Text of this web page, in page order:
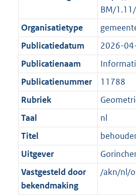
m
a
a
t
r
m
a
a
t
n
d
t
e
:
1
K
b
BM/
Organisatietype
Publicatiedatum
2026-
Publicatienaam
Publicatienummer
11788
Rubriek
Taal
nl
Titel
Uitgever
Vastgesteld door
bekendmaking
/akn/nl/